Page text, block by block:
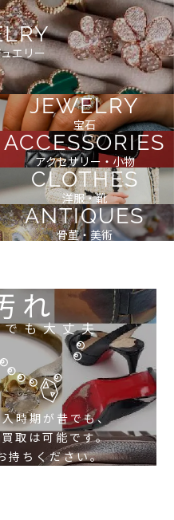
エリー
JEWELRY
宝石
ACCESSORIES
アクセサリー・小物
CLOTHES
洋服・靴
ANTIQUES
骨董・美術
れ
も大丈夫
時期が昔でも、
取は可能です。
持ちください。